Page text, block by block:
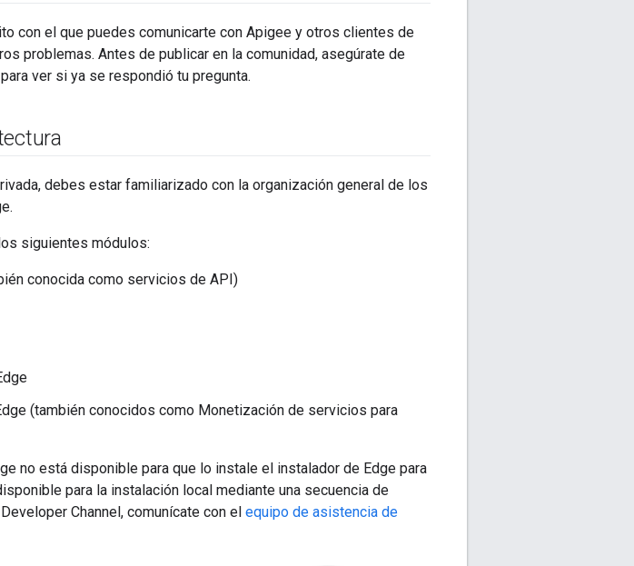
con el que puedes comunicarte con Apigee y otros clientes de
problemas. Antes de publicar en la comunidad, asegúrate de
ver si ya se respondió tu pregunta.
debes estar familiarizado con la organización general de los
siguientes módulos:
conocida como servicios de API)
(también conocidos como Monetización de servicios para
no está disponible para que lo instale el instalador de Edge para
para la instalación local mediante una secuencia de
Channel, comunícate con el equipo de asistencia de